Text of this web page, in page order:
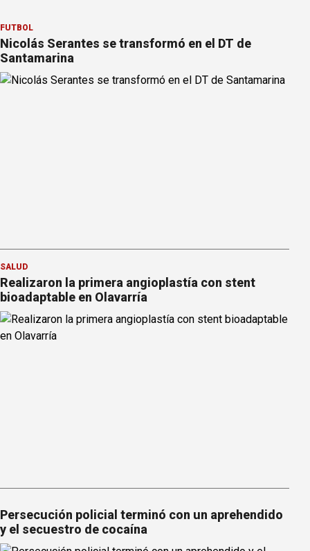
FÚTBOL
Nicolás Serantes se transformó en el DT de
Santamarina
SALUD
Realizaron la primera angioplastía con stent
bioadaptable en Olavarría
Persecución policial terminó con un aprehendido
y el secuestro de cocaína